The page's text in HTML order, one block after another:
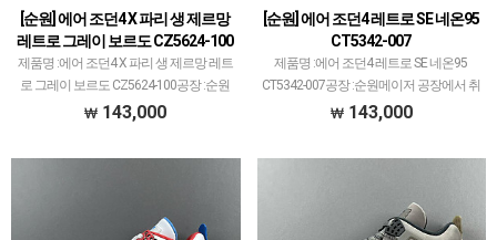
[순원] 에어 조던4 X 파리 생 제르망
레트로 그레이 보르도 CZ5624-100
제품명 :에어 조던4 X 파리 생 제르망 레트
로 그레이 보르도 CZ5624-100공장 :순원
메이저 공장에서 취급되지 않는 개체 좋은
143,000
[순원] 에어 조던4 레트로 SE 네온95
CT5342-007
제품명 :에어 조던4 레트로 SE 네온95
CT5342-007공장 :순원메이저 공장에서 취
급되지 않는 개체 좋은 제품만 선별했습니
143,000